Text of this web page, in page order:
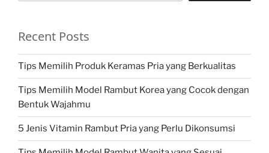
Recent Posts
Tips Memilih Produk Keramas Pria yang Berkualitas
Tips Memilih Model Rambut Korea yang Cocok dengan
Bentuk Wajahmu
5 Jenis Vitamin Rambut Pria yang Perlu Dikonsumsi